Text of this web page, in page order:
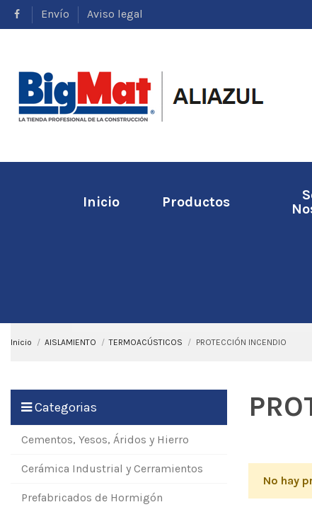
Envío Aviso legal
Inicio Productos
Inicio AISLAMIENTO TERMOACÚSTICOS PROTECCIÓN INCENDIO
No hay
Categorias
Cementos, Yesos, Áridos y Hierro
Cerámica Industrial y Cerramientos
Prefabricados de Hormigón